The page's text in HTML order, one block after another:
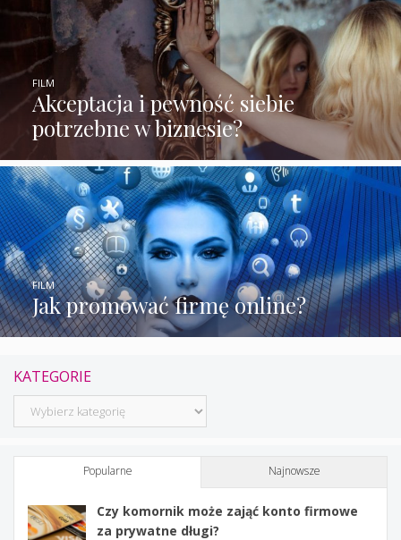
Akceptacja i pewność siebie
potrzebne w biznesie?
FILM
Jak promować firmę online?
FILM
KATEGORIE
Kategorie
Popularne Najnowsze
Czy komornik może zająć konto firmowe
za prywatne długi?